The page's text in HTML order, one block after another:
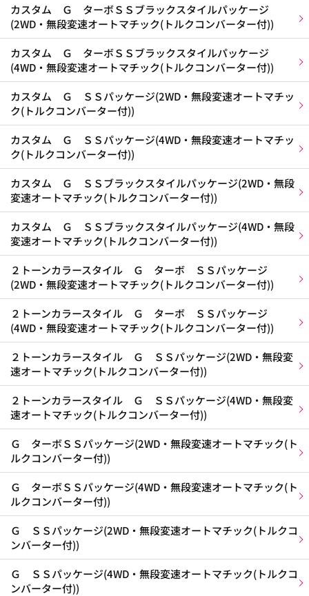
カスタム Ｇ ターボＳＳブラックスタイルパッケージ
(2WD・無段変速オートマチック(トルクコンバーター付))
カスタム Ｇ ターボＳＳブラックスタイルパッケージ
(4WD・無段変速オートマチック(トルクコンバーター付))
カスタム Ｇ ＳＳパッケージ(2WD・無段変速オートマチッ
ク(トルクコンバーター付))
カスタム Ｇ ＳＳパッケージ(4WD・無段変速オートマチッ
ク(トルクコンバーター付))
カスタム Ｇ ＳＳブラックスタイルパッケージ(2WD・無段
変速オートマチック(トルクコンバーター付))
カスタム Ｇ ＳＳブラックスタイルパッケージ(4WD・無段
変速オートマチック(トルクコンバーター付))
２トーンカラースタイル Ｇ ターボ ＳＳパッケージ
(2WD・無段変速オートマチック(トルクコンバーター付))
２トーンカラースタイル Ｇ ターボ ＳＳパッケージ
(4WD・無段変速オートマチック(トルクコンバーター付))
２トーンカラースタイル Ｇ ＳＳパッケージ(2WD・無段変
速オートマチック(トルクコンバーター付))
２トーンカラースタイル Ｇ ＳＳパッケージ(4WD・無段変
速オートマチック(トルクコンバーター付))
Ｇ ターボＳＳパッケージ(2WD・無段変速オートマチック(ト
ルクコンバーター付))
Ｇ ターボＳＳパッケージ(4WD・無段変速オートマチック(ト
ルクコンバーター付))
Ｇ ＳＳパッケージ(2WD・無段変速オートマチック(トルクコ
ンバーター付))
Ｇ ＳＳパッケージ(4WD・無段変速オートマチック(トルクコ
ンバーター付))